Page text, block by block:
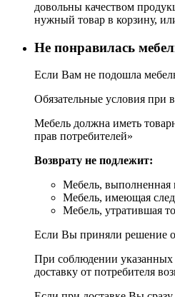
довольны качеством
нужный товар в корзину,
Не понравилась
Если Вам не подошла
Обязательные условия при
Мебель должна иметь
прав потребителей»
Возврату не подлежит:
Мебель, выполненная
Мебель, имеющая
Мебель, утратившая
Если Вы приняли решение о
При соблюдении указанных
доставку от потребителя